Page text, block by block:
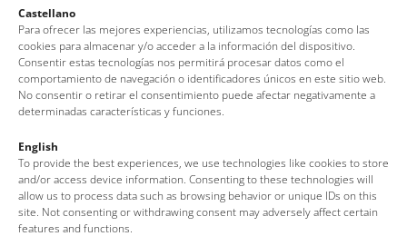
Castellano
Para ofrecer las mejores experiencias, utilizamos tecnologías como las
cookies para almacenar y/o acceder a la información del dispositivo.
Consentir estas tecnologías nos permitirá procesar datos como el
comportamiento de navegación o identificadores únicos en este sitio web.
No consentir o retirar el consentimiento puede afectar negativamente a
determinadas características y funciones.
English
To provide the best experiences, we use technologies like cookies to store
and/or access device information. Consenting to these technologies will
allow us to process data such as browsing behavior or unique IDs on this
site. Not consenting or withdrawing consent may adversely affect certain
features and functions.
Av. del Pelegrí, 25 – Edifici La Nau · 17320 – Tossa de Mar
(Girona – Costa Brava)
Tel: + 00 34 972 340 108 · Mail: info@visittossa.com
Infos légales·Politique de cookies·Protection des données